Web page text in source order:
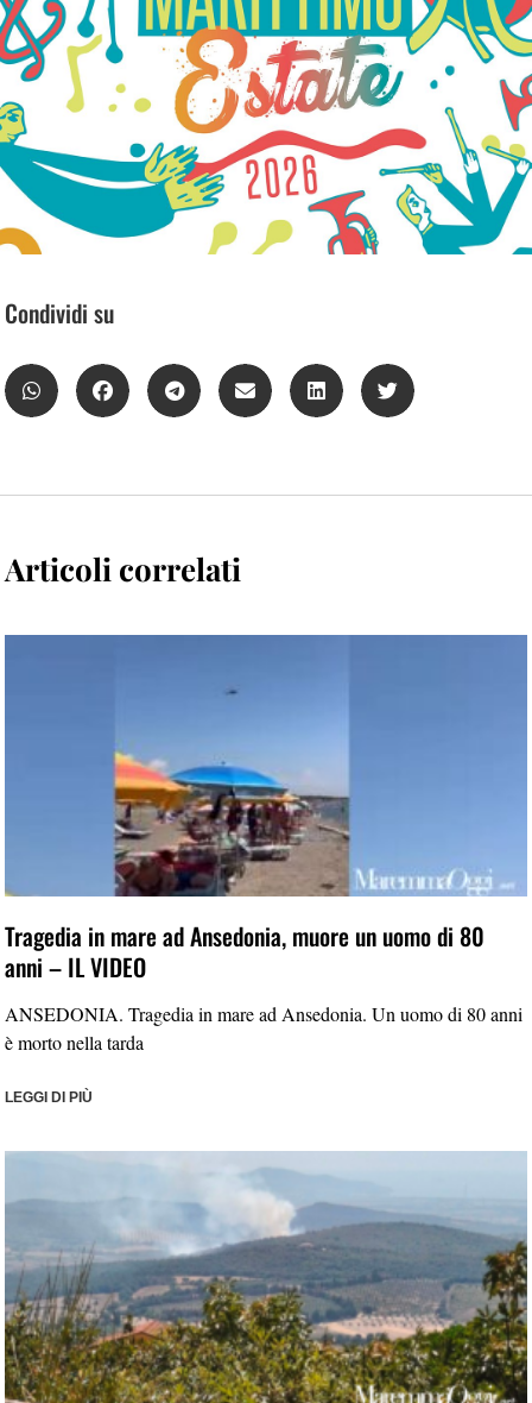
Condividi su
Articoli correlati
Tragedia in mare ad Ansedonia, muore un uomo di 80
anni – IL VIDEO
ANSEDONIA. Tragedia in mare ad Ansedonia. Un uomo di 80 anni
è morto nella tarda
LEGGI DI PIÙ